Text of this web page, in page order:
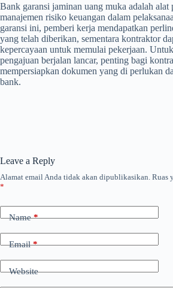
Bank garansi jaminan uang muka adalah alat
manajemen risiko keuangan dalam
garansi ini, pemberi kerja mendapatkan
yang telah diberikan, sementara kontraktor
kepercayaan untuk memulai pekerjaan.
pengajuan berjalan lancar, penting bagi
mempersiapkan dokumen yang di perlukan
bank.
Leave a Reply
Alamat email Anda tidak akan dipublikasikan. Ruas
*
Name*
Email*
Website